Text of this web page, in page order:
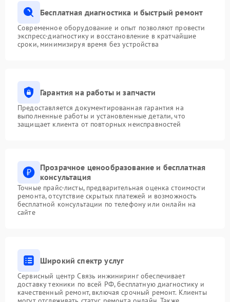
Бесплатная диагностика и быстрый ремонт
Современное оборудование и опыт позволяют провести
экспресс-диагностику и восстановление в кратчайшие
сроки, минимизируя время без устройства
Гарантия на работы и запчасти
Предоставляется документированная гарантия на
выполненные работы и установленные детали, что
защищает клиента от повторных неисправностей
Прозрачное ценообразование и бесплатная
консультация
Точные прайс-листы, предварительная оценка стоимости
ремонта, отсутствие скрытых платежей и возможность
бесплатной консультации по телефону или онлайн на
сайте
Широкий спектр услуг
Сервисный центр Связь инжиниринг обеспечивает
доставку техники по всей РФ, бесплатную диагностику и
качественный ремонт, включая срочный ремонт. Клиенты